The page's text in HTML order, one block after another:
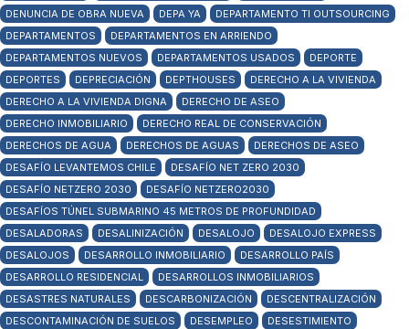
DENUNCIA DE OBRA NUEVA
DEPA YA
DEPARTAMENTO TI OUTSOURCING
DEPARTAMENTOS
DEPARTAMENTOS EN ARRIENDO
DEPARTAMENTOS NUEVOS
DEPARTAMENTOS USADOS
DEPORTE
DEPORTES
DEPRECIACIÓN DEPTHOUSES
DERECHO A LA VIVIENDA
DERECHO A LA VIVIENDA DIGNA
DERECHO DE ASEO
DERECHO INMOBILIARIO
DERECHO REAL DE CONSERVACIÓN
DERECHOS DE AGUA
DERECHOS DE AGUAS
DERECHOS DE ASEO
DESAFÍO LEVANTEMOS CHILE
DESAFÍO NET ZERO 2030
DESAFÍO NETZERO 2030
DESAFÍO NETZERO2030
DESAFÍOS TÚNEL SUBMARINO 45 METROS DE PROFUNDIDAD
DESALADORAS
DESALINIZACIÓN DESALOJO
DESALOJO EXPRESS
DESALOJOS
DESARROLLO INMOBILIARIO
DESARROLLO PAÍS
DESARROLLO RESIDENCIAL
DESARROLLOS INMOBILIARIOS
DESASTRES NATURALES
DESCARBONIZACIÓN
DESCENTRALIZACIÓN
DESCONTAMINACIÓN DE SUELOS
DESEMPLEO
DESESTIMIENTO